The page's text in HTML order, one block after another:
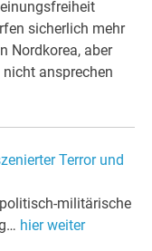
sicherlich mehr
Nordkorea, aber
ansprechen
Terror und
militärische
hier weiter